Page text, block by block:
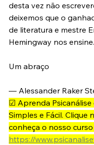
desta vez não
deixemos que o
de literatura e mestre
Hemingway nos ensine.
Um abraço
— Alessander Raker
☑ Aprenda Psicanálise
Simples e Fácil. Clique
conheça o nosso
https://